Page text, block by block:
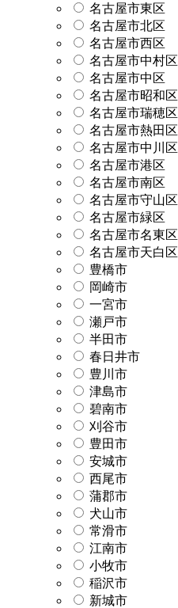
名古屋市東区
名古屋市北区
名古屋市西区
名古屋市中村区
名古屋市中区
名古屋市昭和区
名古屋市瑞穂区
名古屋市熱田区
名古屋市中川区
名古屋市港区
名古屋市南区
名古屋市守山区
名古屋市緑区
名古屋市名東区
名古屋市天白区
豊橋市
岡崎市
一宮市
瀬戸市
半田市
春日井市
豊川市
津島市
碧南市
刈谷市
豊田市
安城市
西尾市
蒲郡市
犬山市
常滑市
江南市
小牧市
稲沢市
新城市